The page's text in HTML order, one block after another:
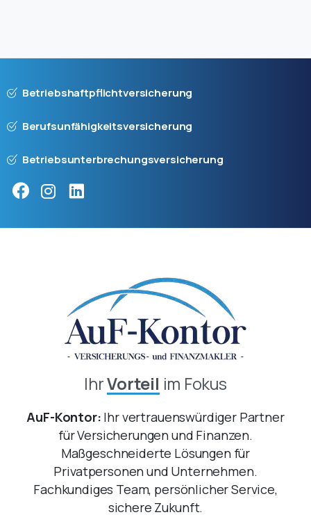
Betriebshaftpflichtversicherung
Berufsunfähigkeitsversicherung
Betriebsunterbrechungsversicherung
IhrVorteil im Fokus
AuF-Kontor: Ihr vertrauenswürdiger Partner
für Versicherungen und Finanzen.
Maßgeschneiderte Lösungen für
Privatpersonen und Unternehmen.
Fachkundiges Team, persönlicher Service,
sichere Zukunft.